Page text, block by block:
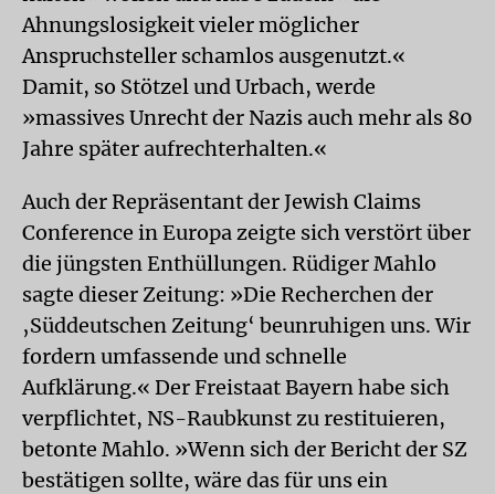
Ahnungslosigkeit vieler möglicher
Anspruchsteller schamlos ausgenutzt.«
Damit, so Stötzel und Urbach, werde
»massives Unrecht der Nazis auch mehr als 80
Jahre später aufrechterhalten.«
Auch der Repräsentant der Jewish Claims
Conference in Europa zeigte sich verstört über
die jüngsten Enthüllungen. Rüdiger Mahlo
sagte dieser Zeitung: »Die Recherchen der
‚Süddeutschen Zeitung‘ beunruhigen uns. Wir
fordern umfassende und schnelle
Aufklärung.« Der Freistaat Bayern habe sich
verpflichtet, NS-Raubkunst zu restituieren,
betonte Mahlo. »Wenn sich der Bericht der SZ
bestätigen sollte, wäre das für uns ein